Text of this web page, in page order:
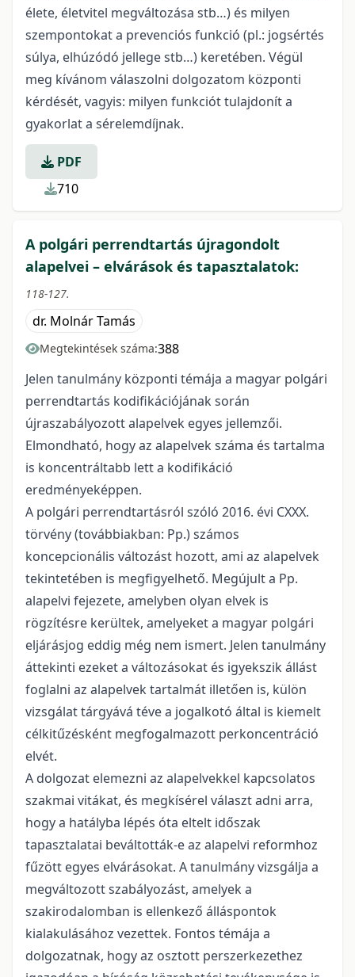
élete, életvitel megváltozása stb…) és milyen
szempontokat a prevenciós funkció (pl.: jogsértés
súlya, elhúzódó jellege stb…) keretében. Végül
meg kívánom válaszolni dolgozatom központi
kérdését, vagyis: milyen funkciót tulajdonít a
gyakorlat a sérelemdíjnak.
PDF
710
A polgári perrendtartás újragondolt
alapelvei – elvárások és tapasztalatok:
118-127.
dr. Molnár Tamás
Megtekintések száma:388
Jelen tanulmány központi témája a magyar polgári
perrendtartás kodifikációjának során
újraszabályozott alapelvek egyes jellemzői.
Elmondható, hogy az alapelvek száma és tartalma
is koncentráltabb lett a kodifikáció
eredményeképpen.
A polgári perrendtartásról szóló 2016. évi CXXX.
törvény (továbbiakban: Pp.) számos
koncepcionális változást hozott, ami az alapelvek
tekintetében is megfigyelhető. Megújult a Pp.
alapelvi fejezete, amelyben olyan elvek is
rögzítésre kerültek, amelyeket a magyar polgári
eljárásjog eddig még nem ismert. Jelen tanulmány
áttekinti ezeket a változásokat és igyekszik állást
foglalni az alapelvek tartalmát illetően is, külön
vizsgálat tárgyává téve a jogalkotó által is kiemelt
célkitűzésként megfogalmazott perkoncentráció
elvét.
A dolgozat elemezni az alapelvekkel kapcsolatos
szakmai vitákat, és megkísérel választ adni arra,
hogy a hatályba lépés óta eltelt időszak
tapasztalatai beváltották-e az alapelvi reformhoz
fűzött egyes elvárásokat. A tanulmány vizsgálja a
megváltozott szabályozást, amelyek a
szakirodalomban is ellenkező álláspontok
kialakulásához vezettek. Fontos témája a
dolgozatnak, hogy az osztott perszerkezethez